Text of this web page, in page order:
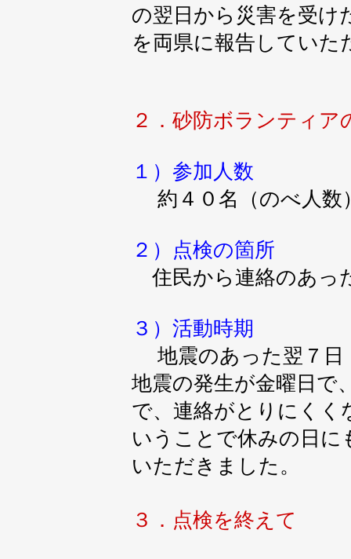
の翌日から災害を受け
を両県に報告していた
２．砂防ボランティア
１）参加人数
約４０名（のべ人数
２）点検の箇所
住民から連絡のあっ
３）活動時期
地震のあった翌７日
地震の発生が金曜日で
で、連絡がとりにくく
いうことで休みの日
いただきました。
３．点検を終えて